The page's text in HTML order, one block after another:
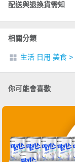
配送與退換貨需知
相關分類
生活 日用 美食 >
你可能會喜歡